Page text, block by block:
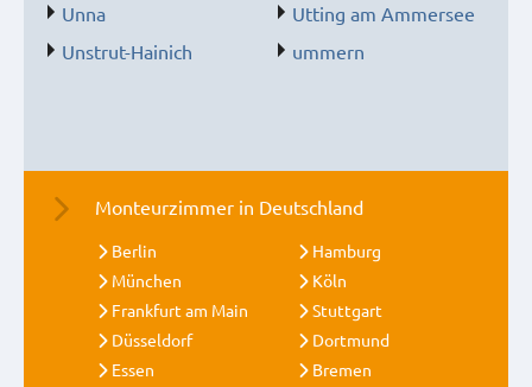
Unna
Unstrut-Hainich
Utting am Ammersee
ummern
Monteurzimmer in Deutschland
Berlin
Hamburg
München
Köln
Frankfurt am Main
Stuttgart
Düsseldorf
Dortmund
Essen
Bremen